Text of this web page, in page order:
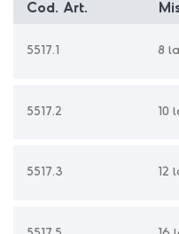
Cod. Art.
5517.1 8
5517.2 10
5517.3 12